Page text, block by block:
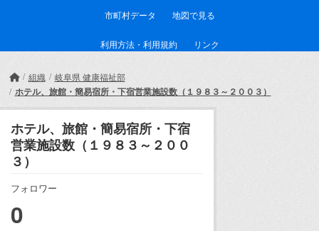
市町村データ 地図で見る
利用方法・利用規約 リンク
組織 岐阜県 健康福祉部
ホテル、旅館・簡易宿所・下宿営業施設数（１９８３～２００３）
ホテル、旅館・簡易宿所・下宿
営業施設数（１９８３～２００
３）
フォロワー
0